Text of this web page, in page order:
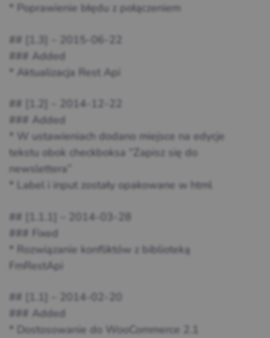
* Poprawienie błędu z połączeniem
## [1.3] – 2015-06-22
### Added
* Aktualizacja Rest Api
## [1.2] – 2014-12-22
### Added
* W ustawieniach dodano miejsce na edycje
tekstu obok checkboksa “Zapisz się do
newslettera”
* Label i input zostały opakowane w html
## [1.1.1] – 2014-03-28
### Fixed
* Rozwiązanie konfliktów z biblioteką
FmRestApi
## [1.1] – 2014-02-20
### Added
* Dostosowanie do WooCommerce 2.1